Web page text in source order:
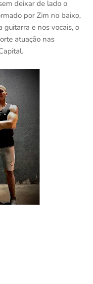
deixar de lado o
por Zim no baixo,
guitarra e nos vocais, o
atuação nas